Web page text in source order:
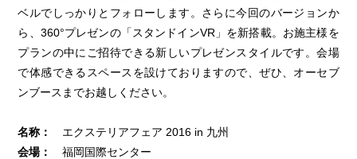
ベルでしっかりとフォローします。さらに今回のバージョンか
ら、360°プレゼンの「スタンドインVR」を新搭載。お施主様を
プランの中にご招待できる新しいプレゼンスタイルです。会場
で体感できるスペースを設けておりますので、ぜひ、オーセブ
ンブースまでお越しください。
名称： エクステリアフェア 2016 in 九州
会場：福岡国際センター